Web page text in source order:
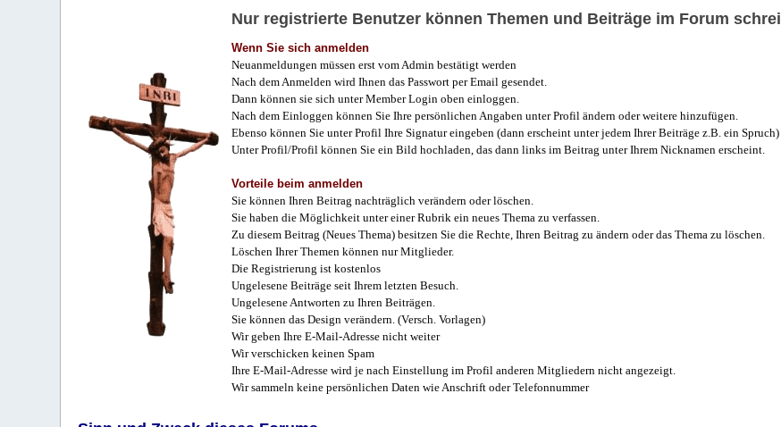
Nur registrierte Benutzer können Themen und Beiträge im Forum
Wenn Sie sich anmelden
Neuanmeldungen müssen erst vom Admin bestätigt werden
Nach dem Anmelden wird Ihnen das Passwort per Email gesendet.
Dann können sie sich unter Member Login oben einloggen.
Nach dem Einloggen können Sie Ihre persönlichen Angaben unter Profil ändern oder weitere hinzufügen.
Ebenso können Sie unter Profil Ihre Signatur eingeben (dann erscheint unter jedem Ihrer Beiträge z.B. ein Spruch)
Unter Profil/Profil können Sie ein Bild hochladen, das dann links im Beitrag unter Ihrem Nicknamen erscheint.
Vorteile beim anmelden
Sie können Ihren Beitrag nachträglich verändern oder löschen.
Sie haben die Möglichkeit unter einer Rubrik ein neues Thema zu verfassen.
Zu diesem Beitrag (Neues Thema) besitzen Sie die Rechte, Ihren Beitrag zu ändern oder das Thema zu löschen.
Löschen Ihrer Themen können nur Mitglieder.
Die Registrierung ist kostenlos
Ungelesene Beiträge seit Ihrem letzten Besuch.
Ungelesene Antworten zu Ihren Beiträgen.
Sie können das Design verändern. (Versch. Vorlagen)
Wir geben Ihre E-Mail-Adresse nicht weiter
Wir verschicken keinen Spam
Ihre E-Mail-Adresse wird je nach Einstellung im Profil anderen Mitgliedern nicht angezeigt.
Wir sammeln keine persönlichen Daten wie Anschrift oder Telefonnummer